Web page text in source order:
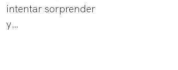
intentar sorprender
y…